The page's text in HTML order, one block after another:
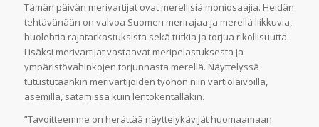
Tämän päivän merivartijat ovat merellisiä moniosaajia. Heidän
tehtävänään on valvoa Suomen merirajaa ja merellä liikkuvia,
huolehtia rajatarkastuksista sekä tutkia ja torjua rikollisuutta.
Lisäksi merivartijat vastaavat meripelastuksesta ja
ympäristövahinkojen torjunnasta merellä. Näyttelyssä
tutustutaankin merivartijoiden työhön niin vartiolaivoilla,
asemilla, satamissa kuin lentokentälläkin.
”Tavoitteemme on herättää näyttelykävijät huomaamaan